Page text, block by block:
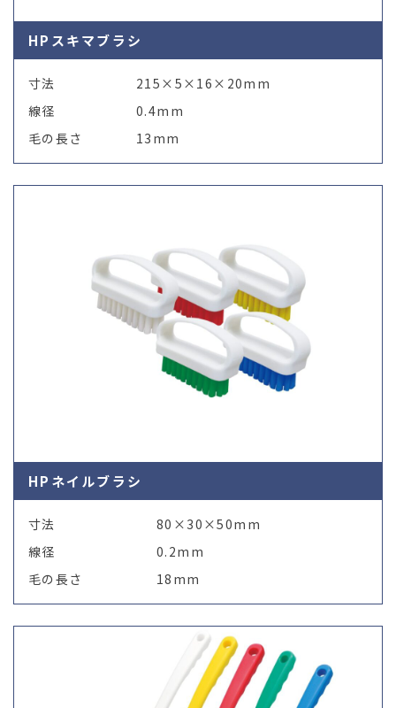
HPスキマブラシ
寸法
215×5×16×20mm
線径
0.4mm
毛の長さ
13mm
HPネイルブラシ
寸法
80×30×50mm
線径
0.2mm
毛の長さ
18mm